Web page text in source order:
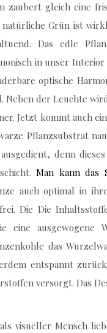
zaubert gleich eine
natürliche Grün ist
Das edle
in unser Interior
optische
Neben der Leuchte
Jetzt kommt auch
Pflanzsubstrat
denn
Man kann das
auch optimal in
Die Die
eine ausgewogene
das
entspannt
versorgt. Das
visueller Mensch